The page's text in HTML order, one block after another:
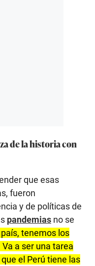
de la historia con
que esas
fueron
y de políticas de
pandemias no se
tenemos los
a ser una tarea
el Perú tiene las